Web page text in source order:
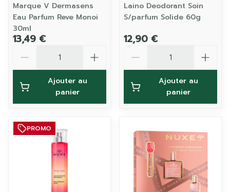
Marque V Dermasens
Eau Parfum Reve Monoi
30ml
13,49 €
Ajouter au
panier
Laino Deodorant Soin
S/parfum Solide 60g
12,90 €
Ajouter au
panier
PROMO